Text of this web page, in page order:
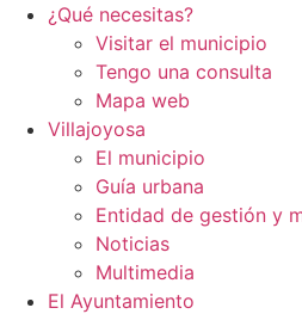
¿Qué necesitas?
Visitar el municipio
Tengo una consulta
Mapa web
Villajoyosa
El municipio
Guía urbana
Entidad de gestión y
Noticias
Multimedia
El Ayuntamiento